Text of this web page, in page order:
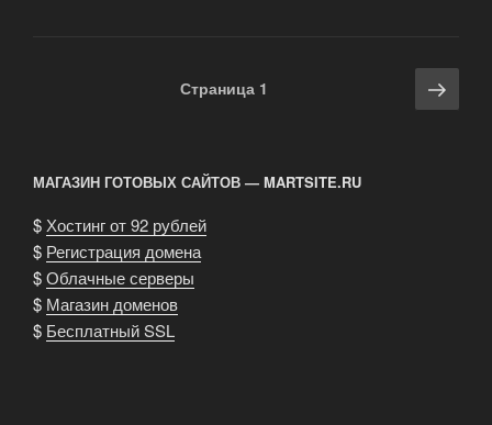
Страница 1
МАГАЗИН ГОТОВЫХ САЙТОВ — MARTSITE.RU
$ Хостинг от 92 рублей
$ Регистрация домена
$Облачные серверы
$ Магазин доменов
$ Бесплатный SSL